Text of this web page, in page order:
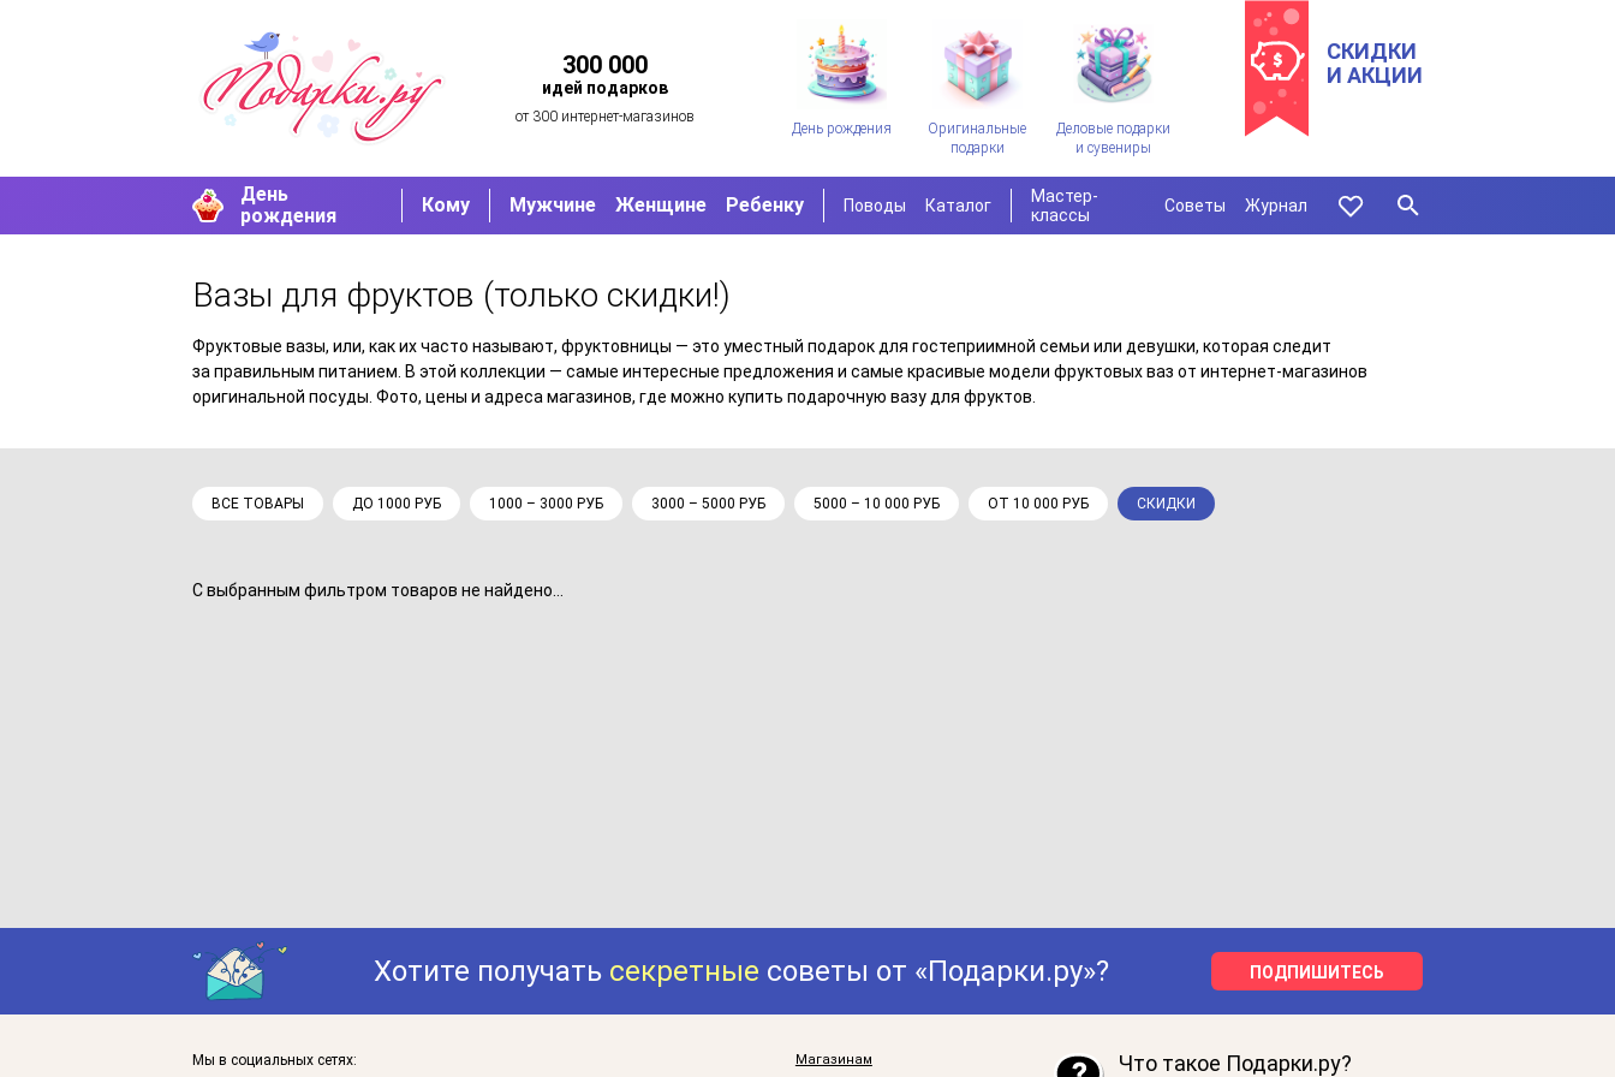
300 000
идей подарков
от 300 интернет-магазинов
День рождения
Оригинальные
подарки
Деловые подарки
и сувениры
СКИДКИ
И АКЦИИ
День
рождения
Кому Мужчине Женщине Ребенку Поводы Каталог
Мастер-
классы
Советы Журнал
Вазы для фруктов (только скидки!)
Фруктовые вазы, или, как их часто называют, фруктовницы — это уместный подарок для гостеприимной семьи или девушки, которая следит
за правильным питанием. В этой коллекции — самые интересные предложения и самые красивые модели фруктовых ваз от интернет-магазинов
оригинальной посуды. Фото, цены и адреса магазинов, где можно купить подарочную вазу для фруктов.
ВСЕ ТОВАРЫ ДО 1000 РУБ 1000 – 3000 РУБ 3000 – 5000 РУБ 5000 – 10 000 РУБ ОТ 10 000 РУБ СКИДКИ
С выбранным фильтром товаров не найдено...
Хотите получать секретные советы от «Подарки.ру»? ПОДПИШИТЕСЬ
Мы в социальных сетях: Магазинам Что такое Подарки.ру?